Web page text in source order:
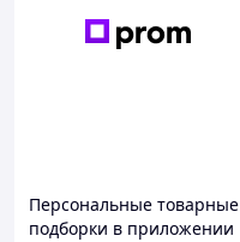
Персональные товарные
подборки в приложении